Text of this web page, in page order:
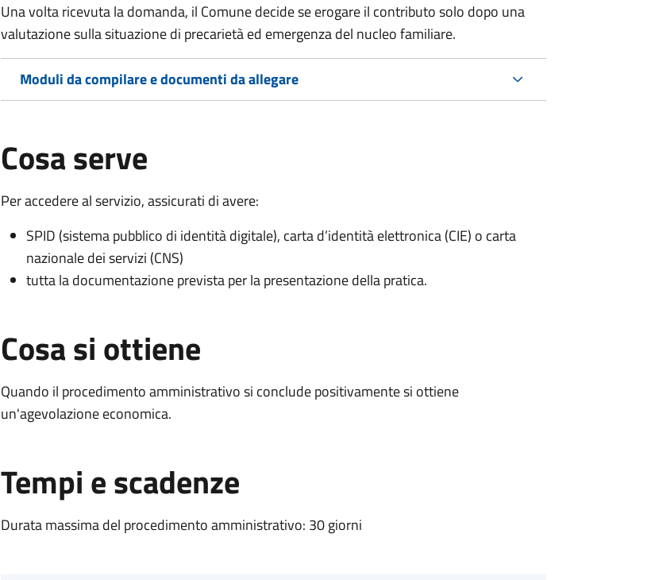
Una volta ricevuta la domanda, il Comune decide se erogare il contributo solo dopo una
valutazione sulla situazione di precarietà ed emergenza del nucleo familiare.
Moduli da compilare e documenti da allegare
Cosa serve
Per accedere al servizio, assicurati di avere:
SPID (sistema pubblico di identità digitale), carta d’identità elettronica (CIE) o carta
nazionale dei servizi (CNS)
tutta la documentazione prevista per la presentazione della pratica.
Cosa si ottiene
Quando il procedimento amministrativo si conclude positivamente si ottiene
un'agevolazione economica.
Tempi e scadenze
Durata massima del procedimento amministrativo: 30 giorni